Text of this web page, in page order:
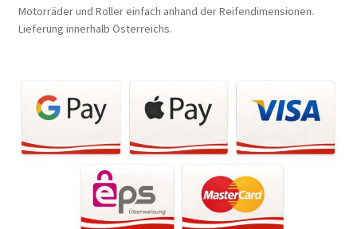
Motorräder und Roller einfach anhand der Reifendimensionen.
Lieferung innerhalb Österreichs.